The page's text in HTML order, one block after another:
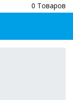
0 Товаров